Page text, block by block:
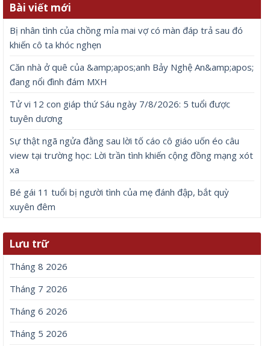
Bài viết mới
Bị nhân tình của chồng mỉa mai vợ có màn đáp trả sau đó
khiến cô ta khóc nghẹn
Căn nhà ở quê của &amp;apos;anh Bảy Nghệ An&amp;apos;
đang nổi đình đám MXH
Tử vi 12 con giáp thứ Sáu ngày 7/8/2026: 5 tuổi được
tuyên dương
Sự thật ngã ngửa đằng sau lời tố cáo cô giáo uốn éo câu
view tại trường học: Lời trần tình khiến cộng đồng mạng xót
xa
Bé gái 11 tuổi bị người tình của mẹ đánh đập, bắt quỳ
xuyên đêm
Lưu trữ
Tháng 8 2026
Tháng 7 2026
Tháng 6 2026
Tháng 5 2026